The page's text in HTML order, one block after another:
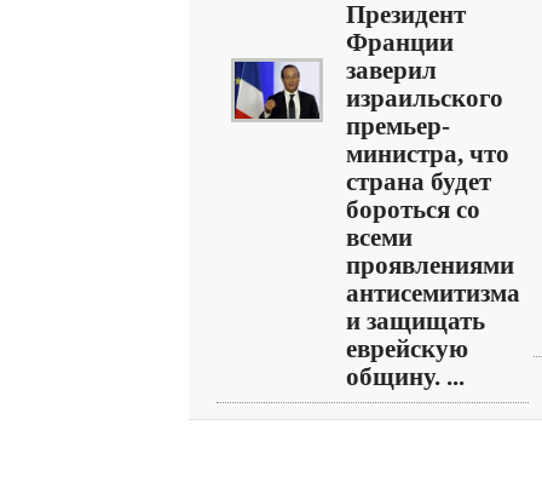
Президент
Франции
заверил
израильского
премьер-
министра, что
страна будет
бороться со
всеми
проявлениями
антисемитизма
и защищать
еврейскую
общину. ...